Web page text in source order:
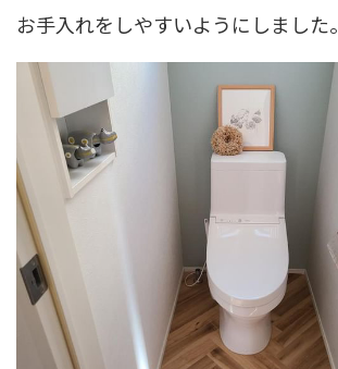
お手入れをしやすいようにしました。